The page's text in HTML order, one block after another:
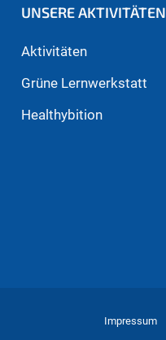
UNSERE AKTIVITÄTEN
Aktivitäten
Grüne Lernwerkstatt
Healthybition
Impressum